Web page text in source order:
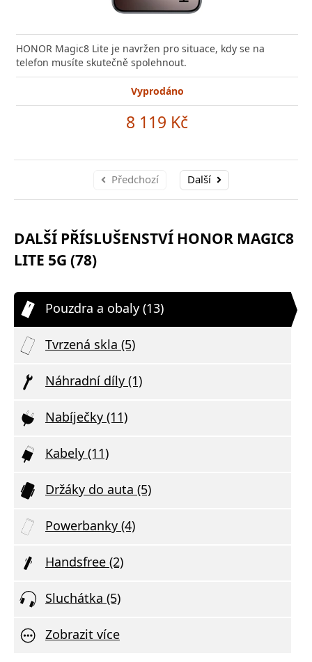
HONOR Magic8 Lite je navržen pro situace, kdy se na
telefon musíte skutečně spolehnout.
Vyprodáno
8 119 Kč
Předchozí Další
DALŠÍ PŘÍSLUŠENSTVÍ HONOR MAGIC8
LITE 5G (78)
Pouzdra a obaly (13)
Tvrzená skla (5)
Náhradní díly (1)
Nabíječky (11)
Kabely (11)
Držáky do auta (5)
Powerbanky (4)
Handsfree (2)
Sluchátka (5)
Zobrazit více